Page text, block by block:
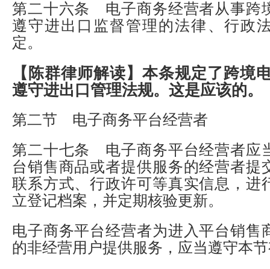
第二十六条 电子商务经营者从事跨
遵守进出口监督管理的法律、行政
定。
【陈群律师解读】 本条规定了跨境
遵守进出口管理法规。这是应该的。
第二节 电子商务平台经营者
第二十七条 电子商务平台经营者应
台销售商品或者提供服务的经营者提
联系方式、行政许可等真实信息，进
立登记档案，并定期核验更新。
电子商务平台经营者为进入平台销售
的非经营用户提供服务，应当遵守本